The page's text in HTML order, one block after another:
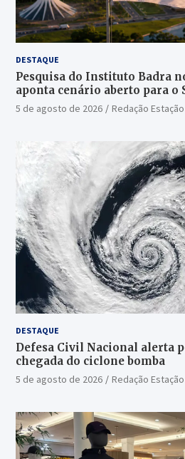
DESTAQUE
Pesquisa do Instituto Badra
aponta cenário aberto para o
5 de agosto de 2026 Redação
DESTAQUE
Defesa Civil Nacional alerta
chegada do ciclone bomba
5 de agosto de 2026 Redação